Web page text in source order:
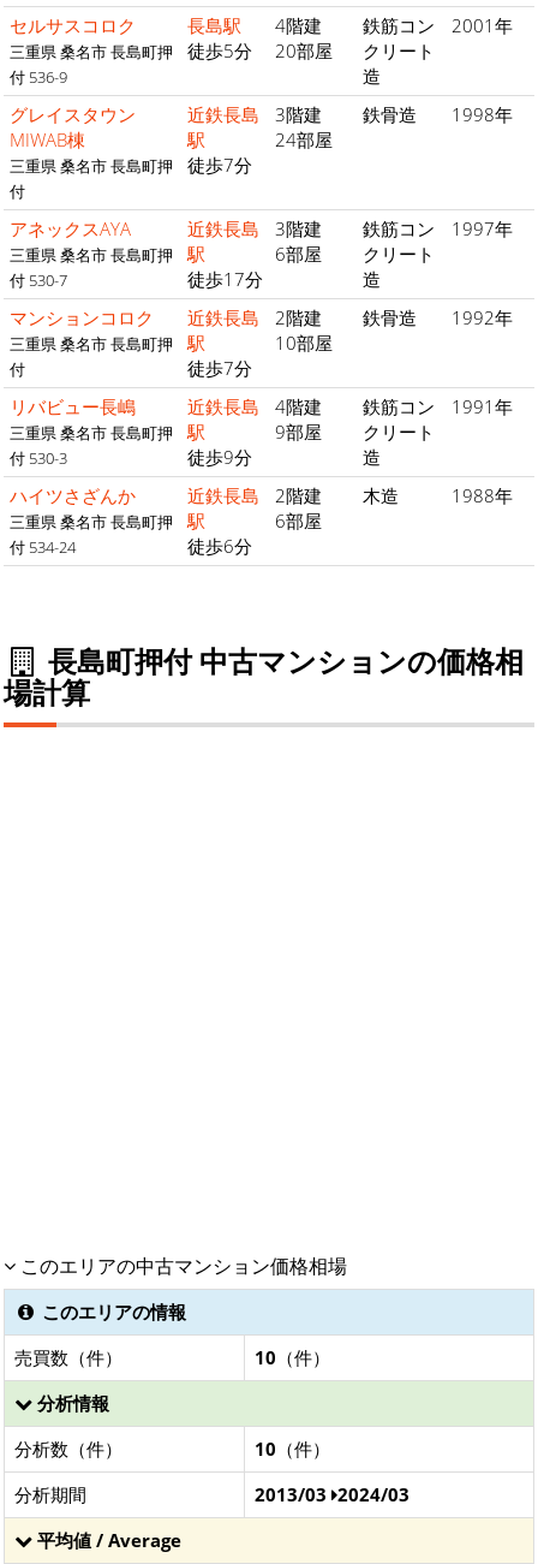
セルサスコロク
三重県 桑名市 長島町押
付 536-9
長島駅
徒歩5分
4階建
20部屋
鉄筋コン
クリート
造
2001年
グレイスタウン
MIWAB棟
三重県 桑名市 長島町押
付
近鉄長島
駅
徒歩7分
3階建
24部屋
鉄骨造 1998年
アネックスAYA
三重県 桑名市 長島町押
付 530-7
近鉄長島
駅
徒歩17分
3階建
6部屋
鉄筋コン
クリート
造
1997年
マンションコロク
三重県 桑名市 長島町押
付
近鉄長島
駅
徒歩7分
2階建
10部屋
鉄骨造 1992年
リバビュー長嶋
三重県 桑名市 長島町押
付 530-3
近鉄長島
駅
徒歩9分
4階建
9部屋
鉄筋コン
クリート
造
1991年
ハイツさざんか
三重県 桑名市 長島町押
付 534-24
近鉄長島
駅
徒歩6分
2階建
6部屋
木造 1988年
長島町押付 中古マンションの価格相
場計算
このエリアの中古マンション価格相場
このエリアの情報
売買数（件）
10 （件）
分析情報
分析数（件）
10 （件）
分析期間
2013/03 2024/03
平均値 / Average